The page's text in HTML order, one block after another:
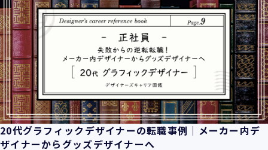
20代グラフィックデザイナーの転職事例｜メーカー内デ
ザイナーからグッズデザイナーへ